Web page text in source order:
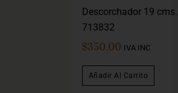
Descorchador 19 cms.
713832
$350,00 IVA INC
Añadir Al Carrito